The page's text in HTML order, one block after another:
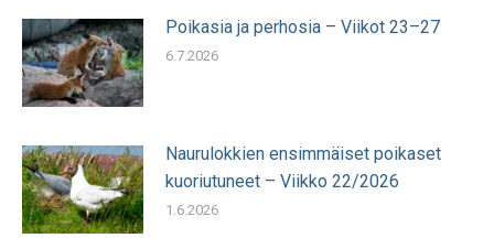
Poikasia ja perhosia – Viikot 23–27
6.7.2026
Naurulokkien ensimmäiset poikaset
kuoriutuneet – Viikko 22/2026
1.6.2026